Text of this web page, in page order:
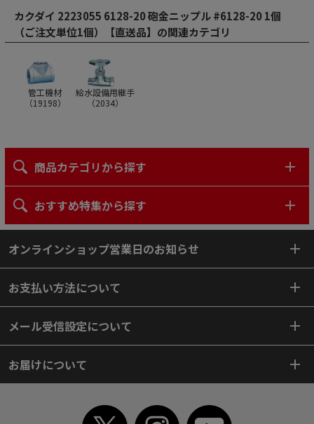
カクダイ 2223055 6128-20 砲金ニップル #6128-20 1個
（ご注文単位1個）【直送品】の関連カテゴリ
管工機材
（19198）
給水設備用継手
（2034）
商品カテゴリから探す
おすすめ特集から探す
オンラインショップ営業日のお知らせ
お支払い方法について
メール受信設定について
お届けについて